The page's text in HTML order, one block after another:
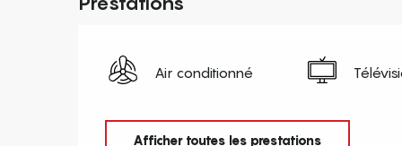
Air conditionné
Afficher toutes les prestations